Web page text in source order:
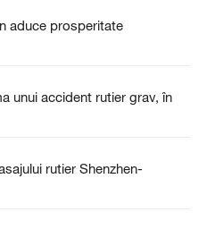
aduce prosperitate
unui accident rutier grav, în
rutier Shenzhen-